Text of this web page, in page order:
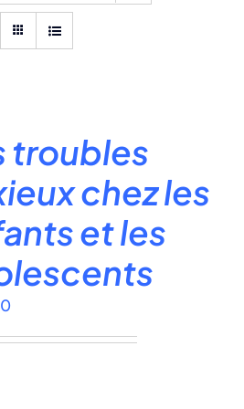
troubles
chez les
et les